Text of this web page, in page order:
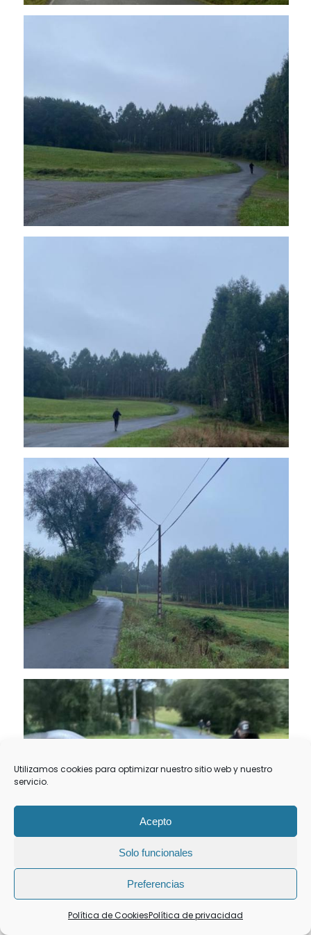
Utilizamos cookies para optimizar nuestro sitio web y nuestro
servicio.
Acepto
Solo funcionales
Preferencias
Política de CookiesPolítica de privacidad